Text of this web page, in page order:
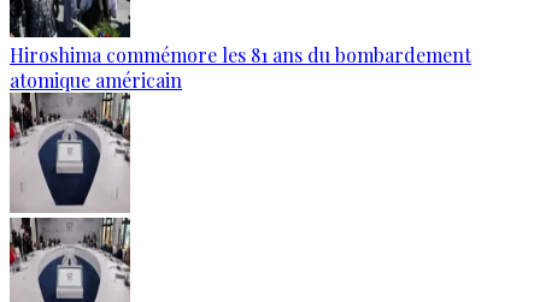
Hiroshima commémore les 81 ans du bombardement
atomique américain